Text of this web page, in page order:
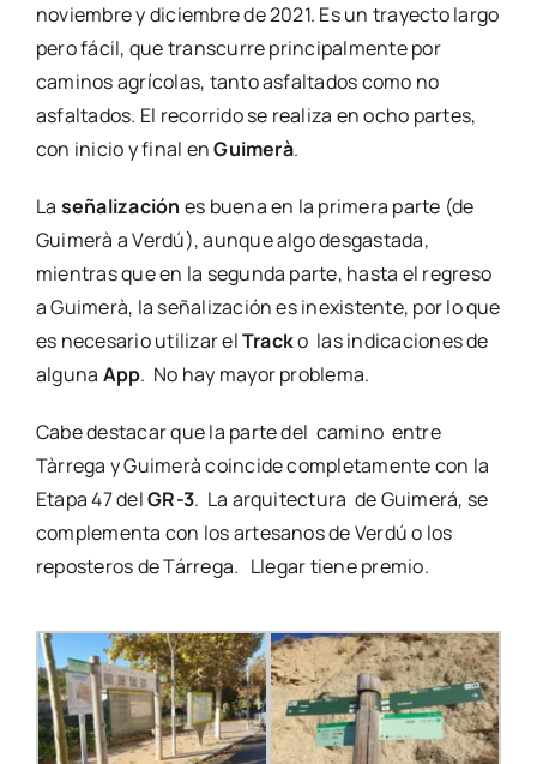
noviembre y diciembre de 2021. Es un trayecto largo
pero fácil, que transcurre principalmente por
caminos agrícolas, tanto asfaltados como no
asfaltados. El recorrido se realiza en ocho partes,
con inicio y final enGuimerà.
La señalización es buena en la primera parte (de
Guimerà a Verdú), aunque algo desgastada,
mientras que en la segunda parte, hasta el regreso
a Guimerà, la señalización es inexistente, por lo que
es necesario utilizar elTracko las indicaciones de
alguna App. No hay mayor problema.
Cabe destacar que la parte del camino entre
Tàrrega y Guimerà coincide completamente con la
Etapa 47 delGR-3. La arquitectura de Guimerá, se
complementa con los artesanos de Verdú o los
reposteros de Tárrega. Llegar tiene premio.